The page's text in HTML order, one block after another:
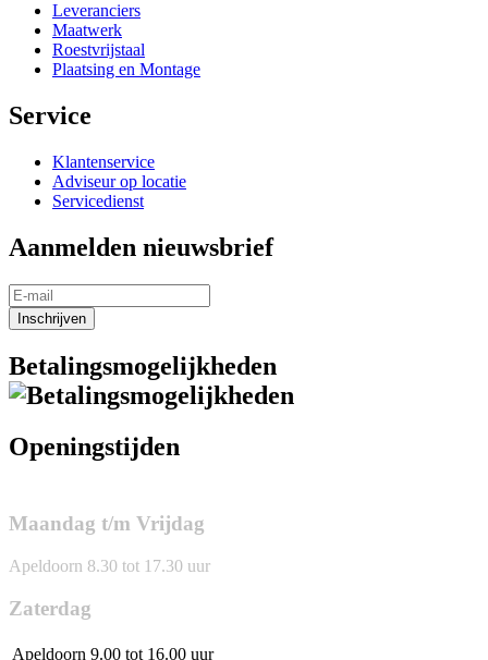
Leveranciers
Maatwerk
Roestvrijstaal
Plaatsing en Montage
Service
Klantenservice
Adviseur op locatie
Servicedienst
Aanmelden nieuwsbrief
Inschrijven
Betalingsmogelijkheden
Openingstijden
Maandag t/m Vrijdag
Apeldoorn 8.30 tot 17.30 uur
Zaterdag
Apeldoorn 9.00 tot 16.00 uur